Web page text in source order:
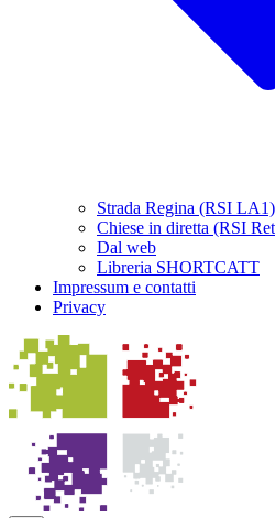
Strada Regina (RSI LA1)
Chiese in diretta (RSI
Dal web
Libreria SHORTCATT
Impressum e contatti
Privacy